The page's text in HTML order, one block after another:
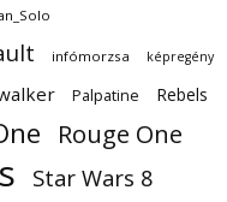
infómorzsa képregény
Palpatine
Rebels
Rouge One
Star Wars 8